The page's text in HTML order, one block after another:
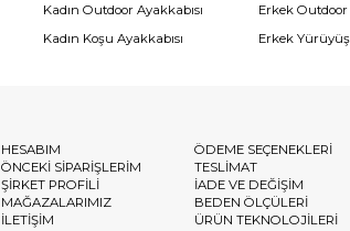
Kadın Outdoor Ayakkabısı
Kadın Koşu Ayakkabısı
Erkek Outdoor
Erkek Yürüyüş
HESABIM
ÖNCEKİ SİPARİŞLERİM
ŞİRKET PROFİLİ
MAĞAZALARIMIZ
İLETİŞİM
ÖDEME SEÇENEKLERİ
TESLİMAT
İADE VE DEĞİŞİM
BEDEN ÖLÇÜLERİ
ÜRÜN TEKNOLOJİLERİ